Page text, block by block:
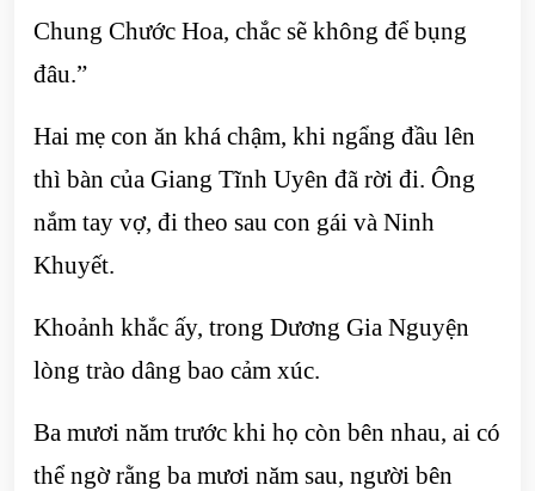
Chung Chước Hoa, chắc sẽ không để bụng
đâu.”
Hai mẹ con ăn khá chậm, khi ngẩng đầu lên
thì bàn của Giang Tĩnh Uyên đã rời đi. Ông
nắm tay vợ, đi theo sau con gái và Ninh
Khuyết.
Khoảnh khắc ấy, trong Dương Gia Nguyện
lòng trào dâng bao cảm xúc.
Ba mươi năm trước khi họ còn bên nhau, ai có
thể ngờ rằng ba mươi năm sau, người bên